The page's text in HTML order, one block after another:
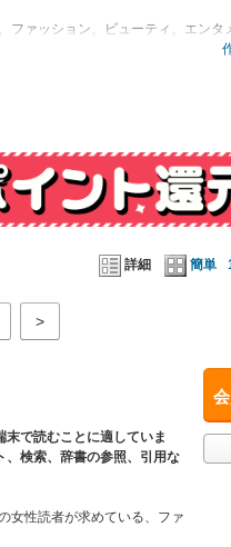
ァッション、ビューティ、エンタ
りたいことをたっぷりお届けします
あります。
詳細 簡単
>
で読むことに適していま
、検索、辞書の参照、引用な
女性読者が求めている、ファ